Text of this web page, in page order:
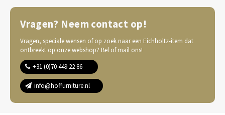
Vragen? Neem contact op!
Vragen, speciale wensen of op zoek naar een Eichholtz-item dat
ontbreekt op onze webshop? Bel of mail ons!
+31 (0)70 449 22 86
info@hoffurniture.nl